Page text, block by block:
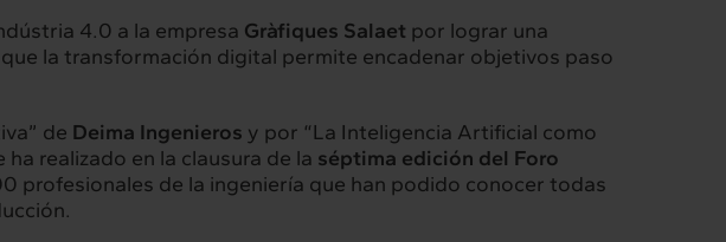
4.0 a la empresa Gràfiques Salaet por lograr una
la transformación digital permite encadenar objetivos paso
de Deima Ingenieros y por “La Inteligencia Artificial como
ha realizado en la clausura de la séptima edición del Foro
profesionales de la ingeniería que han podido conocer todas